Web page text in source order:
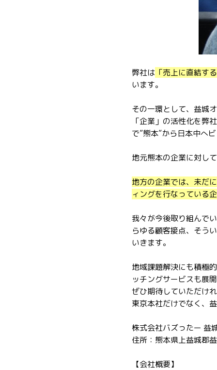
弊社は 「売上に直結す
います。
その一環として、益城
「企業」の活性化を弊
で”熊本”から日本中へ
地元熊本の企業に対し
地方の企業では、未だ
ィングを行なっている
我々が今後取り組んで
らゆる顧客接点、そう
いきます。
地域課題解決にも積極
ッチングサービスも展
ぜひ期待していただけ
東京本社だけでなく、
株式会社バズったー 益
住所：熊本県上益城郡
【会社概要】